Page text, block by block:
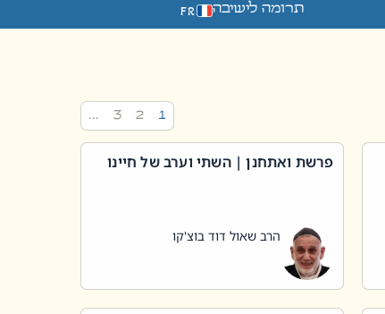
תרומה לישיבה FR
1
2
3
…
פרשת ואתחנן | השתי וערב של חיינו
הרב שאול דוד בוצ'קו